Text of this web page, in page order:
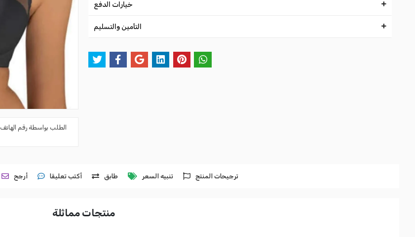
الطلب بواسطة رقم الهاتف
خيارات الدفع
التأمين والتسليم
أرجح أكتب تعليقا طابق تنبيه السعر ترجيحات المنتج
منتجات مماثلة